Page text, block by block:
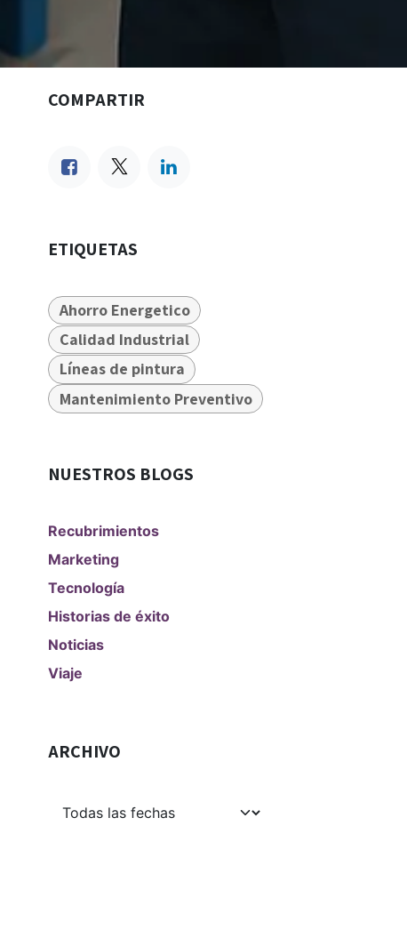
COMPARTIR
ETIQUETAS
Ahorro Energetico
Calidad Industrial
Líneas de pintura
Mantenimiento Preventivo
NUESTROS BLOGS
Recubrimientos
Marketing
Tecnología
Historias de éxito
Noticias
Viaje
ARCHIVO